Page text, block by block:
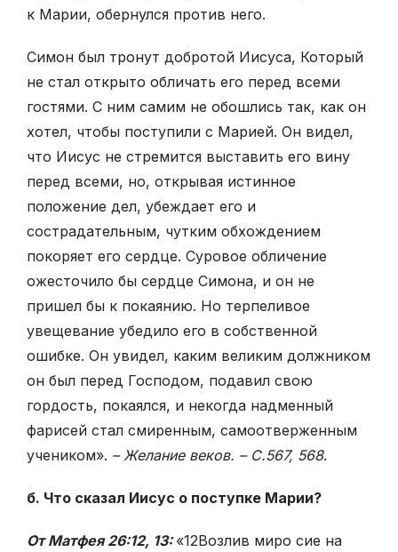
к Марии, обернулся против него.
Симон был тронут добротой Иисуса, Который
не стал открыто обличать его перед всеми
гостями. С ним самим не обошлись так, как он
хотел, чтобы поступили с Марией. Он видел,
что Иисус не стремится выставить его вину
перед всеми, но, открывая истинное
положение дел, убеждает его и
сострадательным, чутким обхождением
покоряет его сердце. Суровое обличение
ожесточило бы сердце Симона, и он не
пришел бы к покаянию. Но терпеливое
увещевание убедило его в собственной
ошибке. Он увидел, каким великим должником
он был перед Господом, подавил свою
гордость, покаялся, и некогда надменный
фарисей стал смиренным, самоотверженным
учеником». – Желание веков. – С.567, 568.
б. Что сказал Иисус о поступке Марии?
От Матфея 26:12, 13:«12Возлив миро сие на